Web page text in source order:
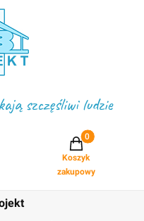
szczęśliwi ludzie
Projekty w
Koszyk
zakupowy